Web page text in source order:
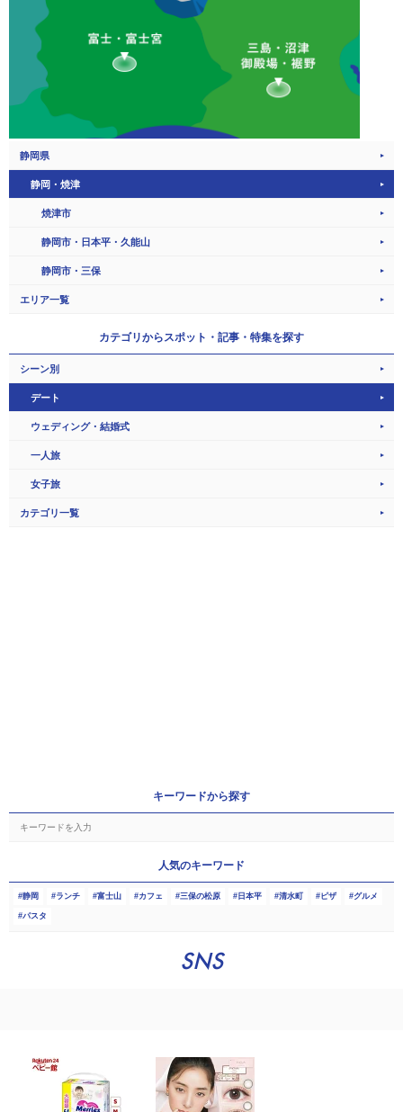
静岡県
静岡・焼津
焼津市
静岡市・日本平・久能山
静岡市・三保
エリア一覧
カテゴリからスポット・記事・特集を探す
シーン別
デート
ウェディング・結婚式
一人旅
女子旅
カテゴリ一覧
キーワードから探す
人気のキーワード
静岡 ランチ 富士山 カフェ 三保の松原 日本平 清水町 ピザ グルメ
パスタ
SNS